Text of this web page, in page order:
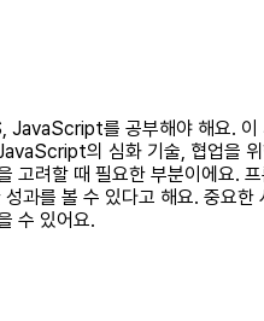
JavaScript를 공부해야 해요. 이
의 심화 기술, 협업을
고려할 때 필요한 부분이에요.
과를 볼 수 있다고 해요. 중요한
수 있어요.